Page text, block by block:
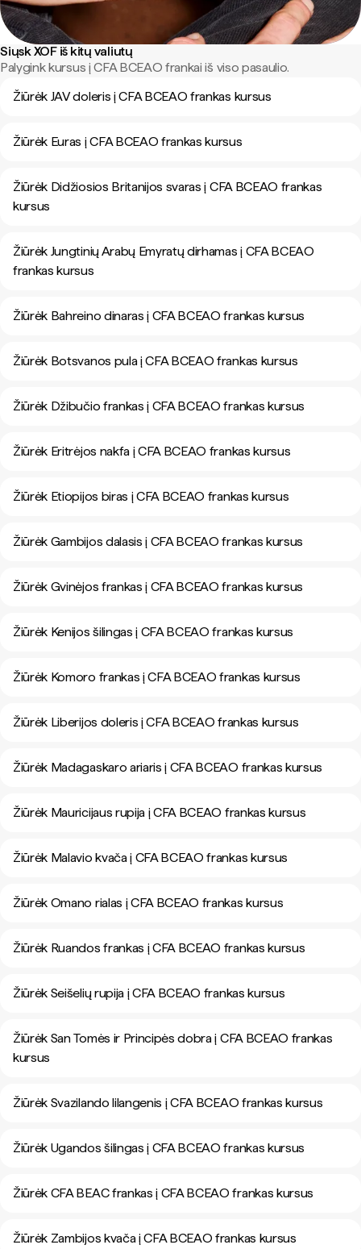
Siųsk XOF iš kitų valiutų
Palygink kursus į CFA BCEAO frankai iš viso pasaulio.
Žiūrėk JAV doleris į CFA BCEAO frankas kursus
Žiūrėk Euras į CFA BCEAO frankas kursus
Žiūrėk Didžiosios Britanijos svaras į CFA BCEAO frankas
kursus
Žiūrėk Jungtinių Arabų Emyratų dirhamas į CFA BCEAO
frankas kursus
Žiūrėk Bahreino dinaras į CFA BCEAO frankas kursus
Žiūrėk Botsvanos pula į CFA BCEAO frankas kursus
Žiūrėk Džibučio frankas į CFA BCEAO frankas kursus
Žiūrėk Eritrėjos nakfa į CFA BCEAO frankas kursus
Žiūrėk Etiopijos biras į CFA BCEAO frankas kursus
Žiūrėk Gambijos dalasis į CFA BCEAO frankas kursus
Žiūrėk Gvinėjos frankas į CFA BCEAO frankas kursus
Žiūrėk Kenijos šilingas į CFA BCEAO frankas kursus
Žiūrėk Komoro frankas į CFA BCEAO frankas kursus
Žiūrėk Liberijos doleris į CFA BCEAO frankas kursus
Žiūrėk Madagaskaro ariaris į CFA BCEAO frankas kursus
Žiūrėk Mauricijaus rupija į CFA BCEAO frankas kursus
Žiūrėk Malavio kvača į CFA BCEAO frankas kursus
Žiūrėk Omano rialas į CFA BCEAO frankas kursus
Žiūrėk Ruandos frankas į CFA BCEAO frankas kursus
Žiūrėk Seišelių rupija į CFA BCEAO frankas kursus
Žiūrėk San Tomės ir Principės dobra į CFA BCEAO frankas
kursus
Žiūrėk Svazilando lilangenis į CFA BCEAO frankas kursus
Žiūrėk Ugandos šilingas į CFA BCEAO frankas kursus
Žiūrėk CFA BEAC frankas į CFA BCEAO frankas kursus
Žiūrėk Zambijos kvača į CFA BCEAO frankas kursus